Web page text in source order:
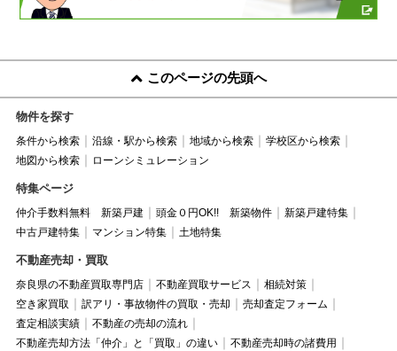
このページの先頭へ
物件を探す
条件から検索 沿線・駅から検索 地域から検索
学校区から検索
地図から検索
ローンシミュレーション
特集ページ
仲介手数料無料 新築戸建 頭金０円OK!! 新築物件
新築戸建特集
中古戸建特集
マンション特集 土地特集
不動産売却・買取
奈良県の不動産買取専門店 不動産買取サービス
相続対策
空き家買取
訳アリ・事故物件の買取・売却
売却査定フォーム
査定相談実績
不動産の売却の流れ
不動産売却方法「仲介」と「買取」の違い
不動産売却時の諸費用